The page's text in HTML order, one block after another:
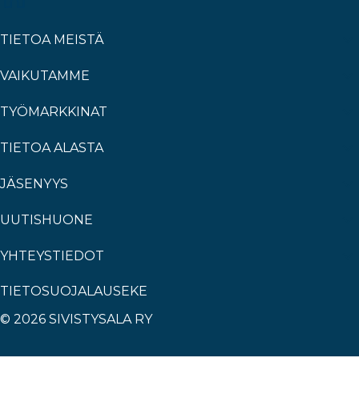
TIETOA MEISTÄ
VAIKUTAMME
TYÖMARKKINAT
TIETOA ALASTA
JÄSENYYS
UUTISHUONE
YHTEYSTIEDOT
TIETOSUOJALAUSEKE
© 2026 SIVISTYSALA RY